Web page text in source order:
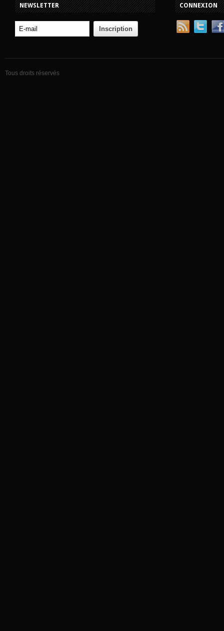
NEWSLETTER CONNEXION
Tous droits réservés